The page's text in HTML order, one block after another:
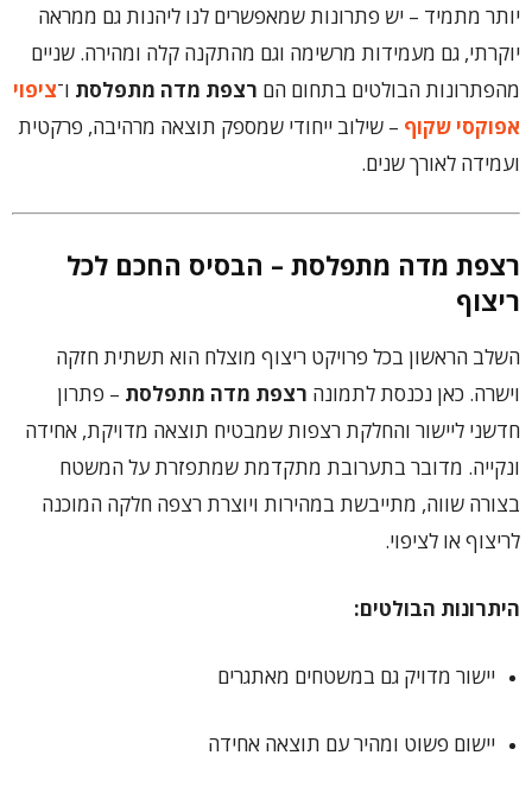
יותר מתמיד – יש פתרונות שמאפשרים לנו ליהנות גם ממראה
יוקרתי, גם מעמידות מרשימה וגם מהתקנה קלה ומהירה. שניים
מהפתרונות הבולטים בתחום הם רצפת מדה מתפלסת ו־ציפוי
אפוקסי שקוף – שילוב ייחודי שמספק תוצאה מרהיבה, פרקטית
ועמידה לאורך שנים.
רצפת מדה מתפלסת – הבסיס החכם לכל
ריצוף
השלב הראשון בכל פרויקט ריצוף מוצלח הוא תשתית חזקה
וישרה. כאן נכנסת לתמונה רצפת מדה מתפלסת – פתרון
חדשני ליישור והחלקת רצפות שמבטיח תוצאה מדויקת, אחידה
ונקייה. מדובר בתערובת מתקדמת שמתפזרת על המשטח
בצורה שווה, מתייבשת במהירות ויוצרת רצפה חלקה המוכנה
לריצוף או לציפוי.
היתרונות הבולטים:
יישור מדויק גם במשטחים מאתגרים
יישום פשוט ומהיר עם תוצאה אחידה